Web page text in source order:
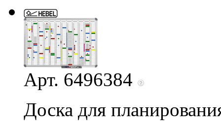
Арт. 6496384
Доска для